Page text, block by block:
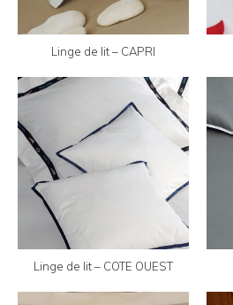
Linge de lit – CAPRI
Linge de lit – COTE OUEST